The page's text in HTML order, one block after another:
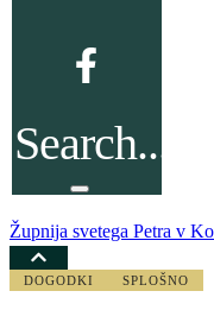
Župnija svetega Petra v
DOGODKI SPLOŠNO